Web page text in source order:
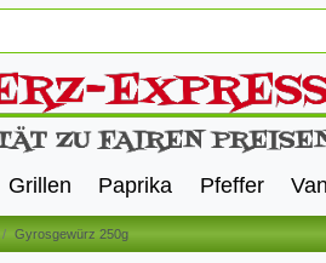
Grillen Paprika Pfeffer
Gyrosgewürz 250g